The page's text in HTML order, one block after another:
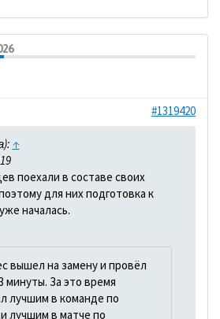
#1319420
↑
поехали в составе своих
для них подготовка к
началась.
вышел на замену и провёл
минуты. За это время
лучшим в команде по
лучшим в матче по